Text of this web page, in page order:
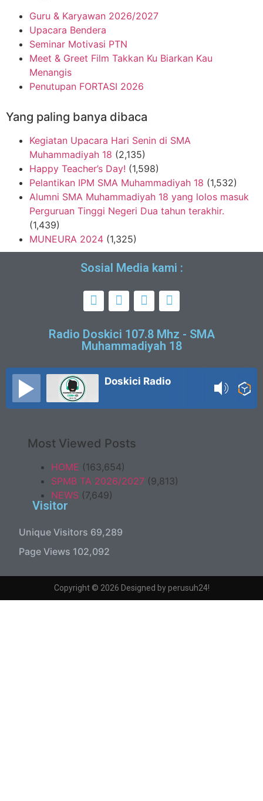
Guru & Karyawan 2026/2027
Upacara Bendera
Seminar Motivasi PTN
Meet & Greet Film Takkan Ku Biarkan Kau
Menangis
Penutupan FORTASI 2026
Yang paling banya dibaca
Kegiatan Upacara Hari Senin di SMA
Muhammadiyah 18 (2,135)
Happy Teacher’s Day! (1,598)
Pelantikan IPM SMA Muhammadiyah 18 (1,532)
Alumni SMA Muhammadiyah 18 yang lolos masuk
Perguruan Tinggi Negeri Dua tahun terakhir.
(1,439)
MUNEURA 2024 (1,325)
Sosial Media kami :
Radio Doskici 107.8 Mhz - SMA
Muhammadiyah 18
Doskici Radio
Most Viewed Posts
HOME (163,654)
SPMB TA 2026/2027 (9,813)
NEWS (7,649)
Visitor
Unique Visitors 69,289
Page Views 102,092
Copyright © 2026 Designed by perusuh24!